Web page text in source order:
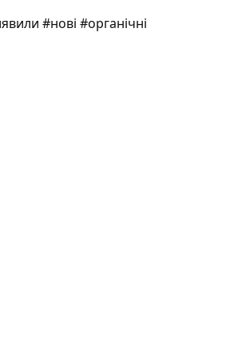
#нові #органічні